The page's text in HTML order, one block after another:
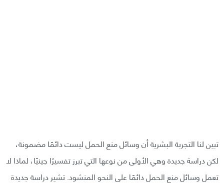
تبين لنا التجربة البشرية أن وسائل منع الحمل ليست دائمًا مضمونة،
لكن دراسة جديدة وهي الأولى من نوعها التي تبرز تفسيرًا جينيًا، لماذا لا
تعمل وسائل منع الحمل دائمًا على النحو المنشود. تشير دراسة جديدة